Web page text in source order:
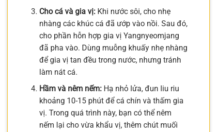
Cho cá và gia vị:Khi nước sôi, cho nhẹ
nhàng các khúc cá đã ướp vào nồi. Sau đó,
cho phần hỗn hợp gia vị Yangnyeomjang
đã pha vào. Dùng muỗng khuấy nhẹ nhàng
để gia vị tan đều trong nước, nhưng tránh
làm nát cá.
Hầm và nêm nếm:Hạ nhỏ lửa, đun liu riu
khoảng 10-15 phút để cá chín và thấm gia
vị. Trong quá trình này, bạn có thể nêm
nếm lại cho vừa khẩu vị, thêm chút muối